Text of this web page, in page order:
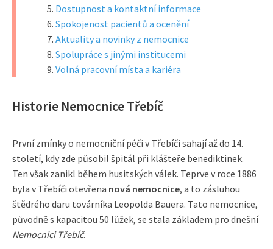
Dostupnost a kontaktní informace
Spokojenost pacientů a ocenění
Aktuality a novinky z nemocnice
Spolupráce s jinými institucemi
Volná pracovní místa a kariéra
Historie Nemocnice Třebíč
První zmínky o nemocniční péči v Třebíči sahají až do 14.
století, kdy zde působil špitál při klášteře benediktinek.
Ten však zanikl během husitských válek. Teprve v roce 1886
byla v Třebíči otevřena nová nemocnice, a to zásluhou
štědrého daru továrníka Leopolda Bauera. Tato nemocnice,
původně s kapacitou 50 lůžek, se stala základem pro dnešní
Nemocnici Třebíč.